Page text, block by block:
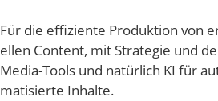
Für die effi­zi­en­te Pro­duk­ti­on von
el­len Con­tent, mit Stra­te­gie und
Media-Tools und natür­lich KI für
ma­ti­sier­te Inhalte.